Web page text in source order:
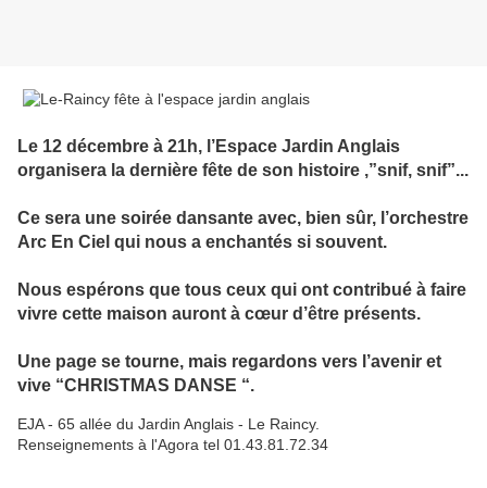
Le 12 décembre à 21h, l’Espace Jardin Anglais
organisera la dernière fête de son histoire ,”snif, snif”...
Ce sera une soirée dansante avec, bien sûr, l’orchestre
Arc En Ciel qui nous a enchantés si souvent.
Nous espérons que tous ceux qui ont contribué à faire
vivre cette maison auront à cœur d’être présents.
Une page se tourne, mais regardons vers l’avenir et
vive “CHRISTMAS DANSE “.
EJA - 65 allée du Jardin Anglais - Le Raincy.
Renseignements à l'Agora tel 01.43.81.72.34